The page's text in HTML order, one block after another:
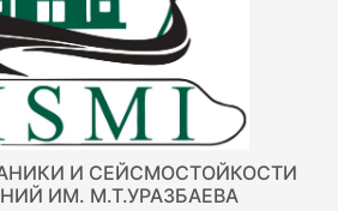
И СЕЙСМОСТОЙКОСТИ
ИМ. М.Т.УРАЗБАЕВА